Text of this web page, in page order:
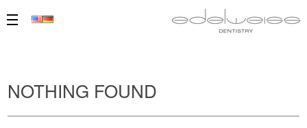
NOTHING FOUND